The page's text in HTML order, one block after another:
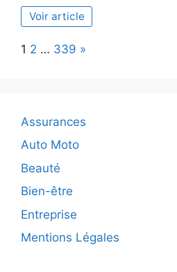
Voir article
Page:
1 2 … 339 Next
»
Assurances
Auto Moto
Beauté
Bien-être
Entreprise
Mentions Légales